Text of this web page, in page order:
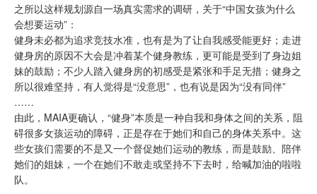
之所以这样规划源自一场真实需求的调研，关于“中国女孩为什么
会想要运动”：
健身未必都为追求竞技水准，也有是为了让自我感受能更好；走进
健身房的原因不大会是冲着某个健身教练，更可能是受到了身边姐
妹的鼓励；不少人踏入健身房的初感受是紧张和手足无措；健身之
所以很难坚持，有人觉得是“没意思”，也有说是因为“没有同伴”
……
由此，MAIA更确认，“健身”本质是一种自我和身体之间的关系，阻
碍很多女孩运动的障碍，正是存在于她们和自己的身体关系中。这
些女孩们需要的不是又一个督促她们运动的教练，而是鼓励、陪伴
她们的姐妹，一个在她们不敢走或坚持不下去时，给喊加油的啦啦
队。